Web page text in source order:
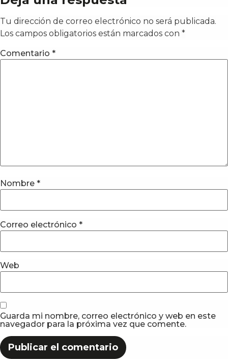
Tu dirección de correo electrónico no será publicada.
Los campos obligatorios están marcados con *
Comentario *
Nombre *
Correo electrónico *
Web
Guarda mi nombre, correo electrónico y web en este
navegador para la próxima vez que comente.